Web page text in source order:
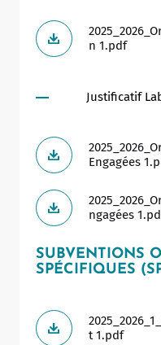
n 1.pdf
Justificatif
Engagées
ngagées
SUBVENTIONS
SPÉCIFIQUES
t 1.pdf